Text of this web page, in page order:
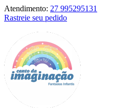
Atendimento: 27 995295131
Rastreie seu pedido